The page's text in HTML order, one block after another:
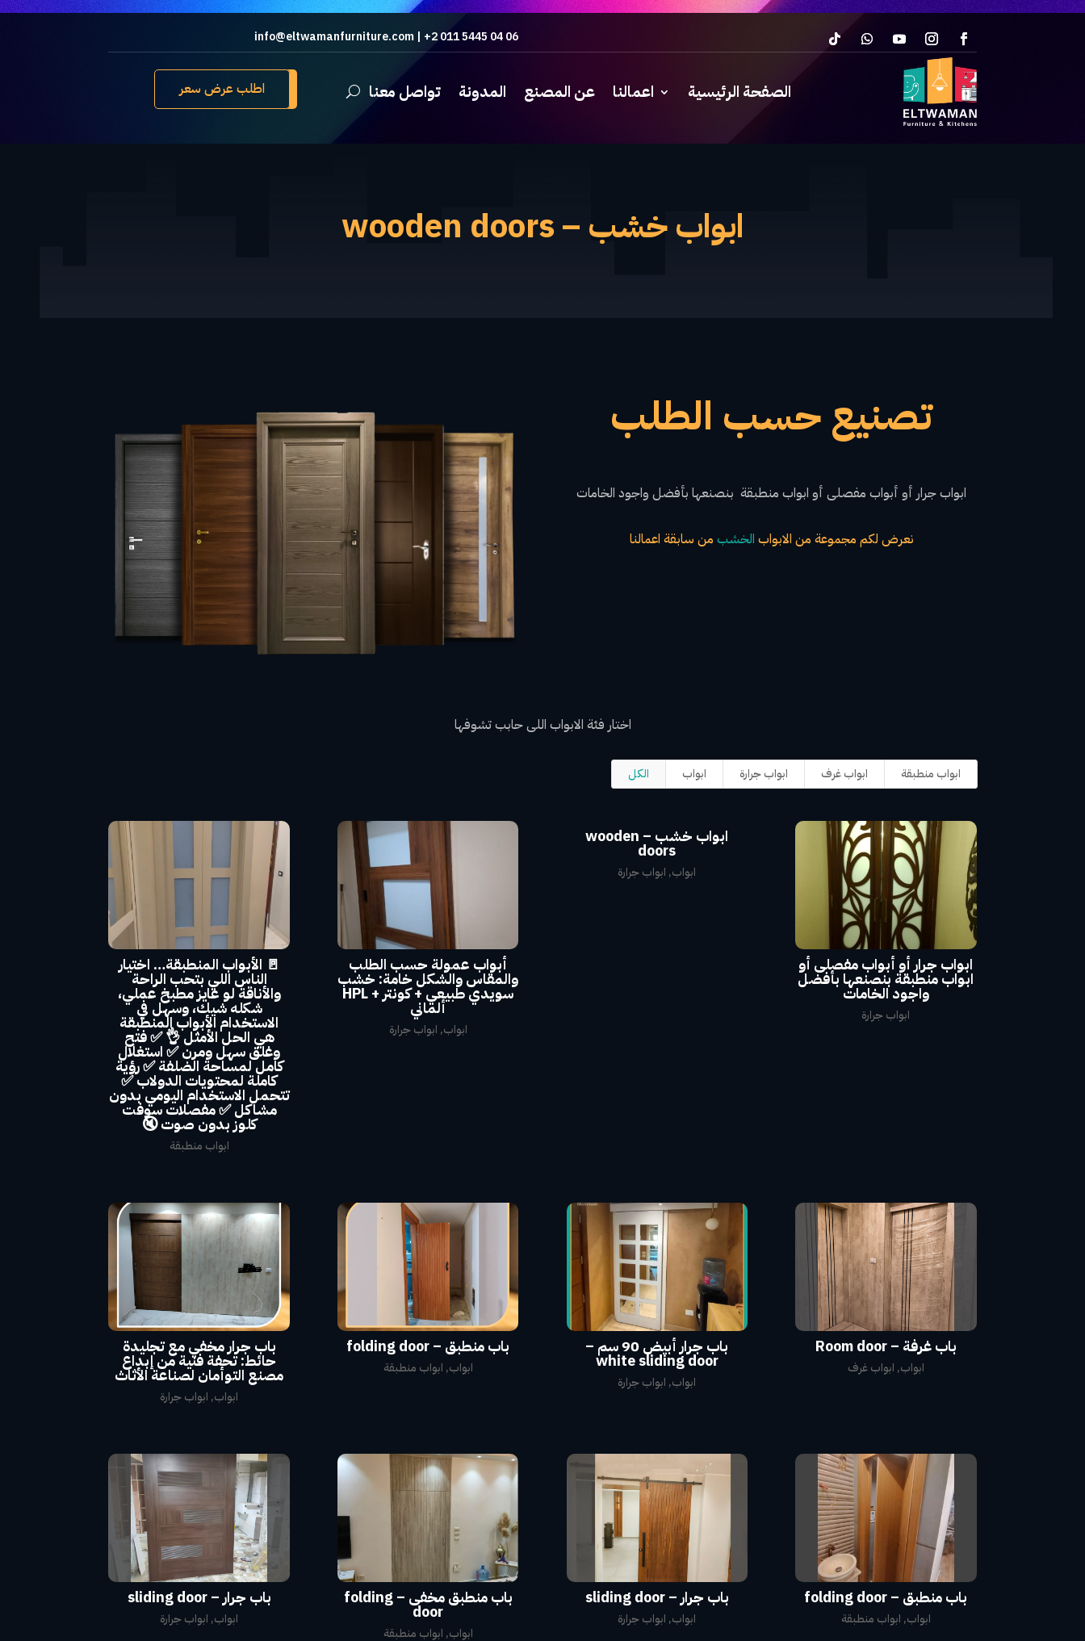
info@eltwamanfurniture.com | +2 011 5445 04 06
اطلب عرض سعر الصفحة الرئيسية اعمالنا عن المصنع المدونة تواصل معنا
ابواب خشب – wooden doors
تصنيع حسب الطلب
ابواب جرار أو أبواب مفصلى أو ابواب منطبقة بنصنعها بأفضل واجود الخامات
نعرض لكم مجموعة من الابواب الخشب من سابقة اعمالنا
اختار فئة الابواب اللى حابب تشوفها
الكل ابواب ابواب جرارة ابواب غرف ابواب منطبقة
🚪 الأبواب المنطبقة… اختيار
الناس اللي بتحب الراحة
والأناقة لو عايز مطبخ عملي،
شكله شيك، وسهل في
الاستخدام الأبواب المنطبقة
هي الحل الأمثل 👌 ✅ فتح
وغلق سهل ومرن ✅ استغلال
كامل لمساحة الضلفة ✅ رؤية
كاملة لمحتويات الدولاب ✅
تتحمل الاستخدام اليومي بدون
مشاكل ✅ مفصلات سوفت
كلوز بدون صوت 🔇
ابواب منطبقة
أبواب عمولة حسب الطلب
والمقاس والشكل خامة: خشب
سويدي طبيعي + كونتر + HPL
ألماني
ابواب, ابواب جرارة
ابواب خشب – wooden
doors
ابواب, ابواب جرارة
ابواب جرار أو أبواب مفصلى أو
ابواب منطبقة بنصنعها بأفضل
واجود الخامات
ابواب جرارة
باب جرار مخفي مع تجليدة
حائط: تحفة فنية من إبداع
مصنع التوأمان لصناعة الأثاث
ابواب, ابواب جرارة
باب منطبق – folding door
ابواب, ابواب منطبقة
باب جرار أبيض 90 سم –
white sliding door
ابواب, ابواب جرارة
باب غرفة – Room door
ابواب, ابواب غرف
باب جرار – sliding door
ابواب, ابواب جرارة
باب منطبق مخفى – folding
door
ابواب, ابواب منطبقة
باب جرار – sliding door
ابواب, ابواب جرارة
باب منطبق – folding door
ابواب, ابواب منطبقة